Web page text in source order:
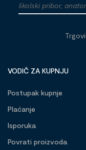
školski pribor,
VODIČ ZA KUPNJU
Postupak kupnje
Plaćanje
Isporuka
Povrati proizvoda